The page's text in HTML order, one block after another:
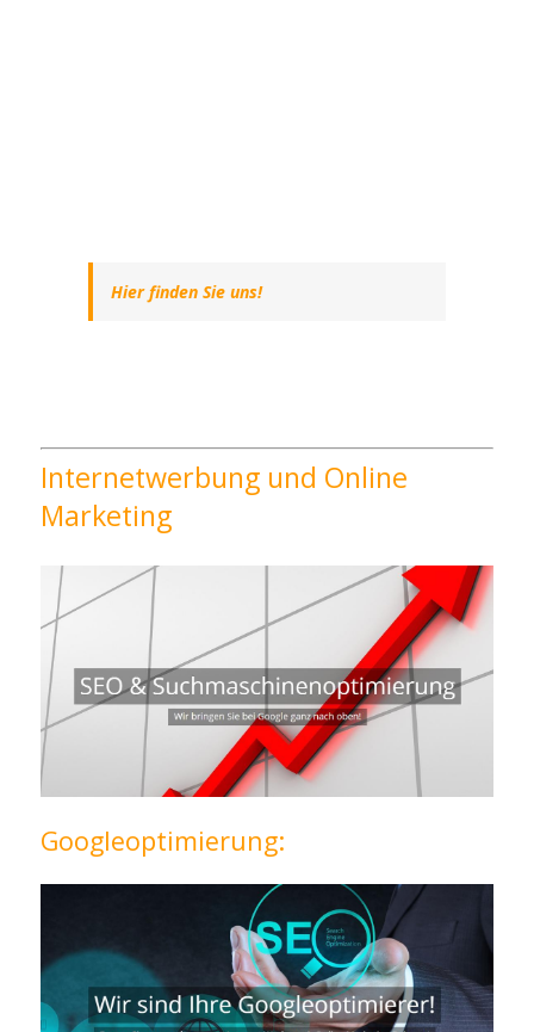
Hier finden Sie uns!
Internetwerbung und Online
Marketing
Googleoptimierung: